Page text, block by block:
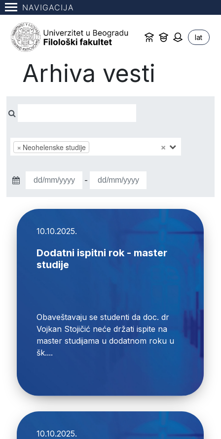
NAVIGACIJA
lat
Arhiva vesti
×
× Neohelenske studije
-
10.10.2025.
Dodatni ispitni rok - master
studije
Obaveštavaju se studenti da doc. dr
Vojkan Stojičić neće držati ispite na
master studijama u dodatnom roku u
šk....
10.10.2025.